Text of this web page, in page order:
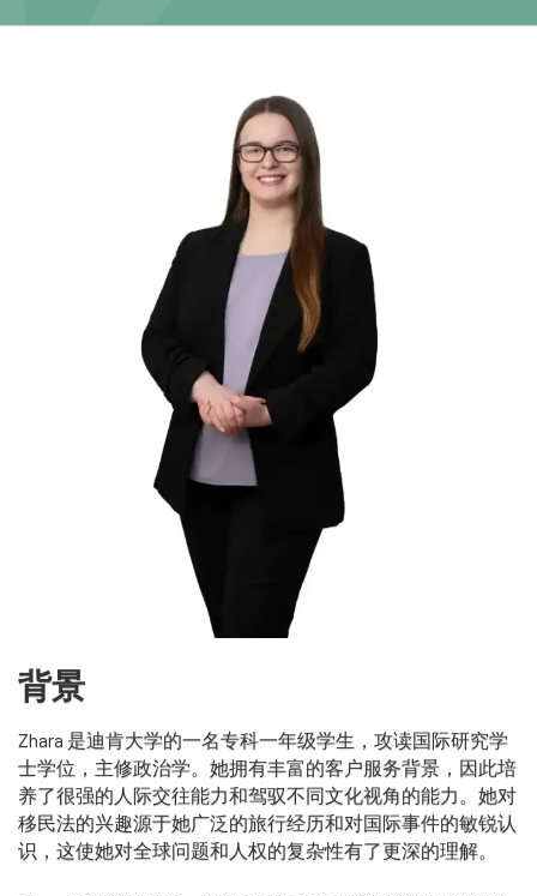
背景
Zhara 是迪肯大学的一名专科一年级学生，攻读国际研究学
士学位，主修政治学。她拥有丰富的客户服务背景，因此培
养了很强的人际交往能力和驾驭不同文化视角的能力。她对
移民法的兴趣源于她广泛的旅行经历和对国际事件的敏锐认
识，这使她对全球问题和人权的复杂性有了更深的理解。